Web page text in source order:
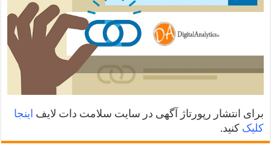
برای انتشار رپورتاژ آگهی در سایت سلامت دات لایف اینجا
کلیک کنید.